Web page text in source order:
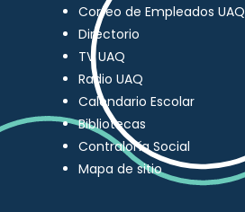
Correo de Empleados UAQ
Directorio
TV UAQ
Radio UAQ
Calendario Escolar
Bibliotecas
Contraloría Social
Mapa de sitio